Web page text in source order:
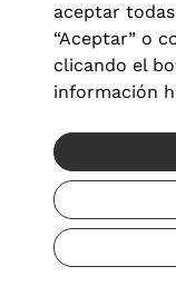
Aviso legal|
Política
aceptar
“Aceptar” o
clicando el
información